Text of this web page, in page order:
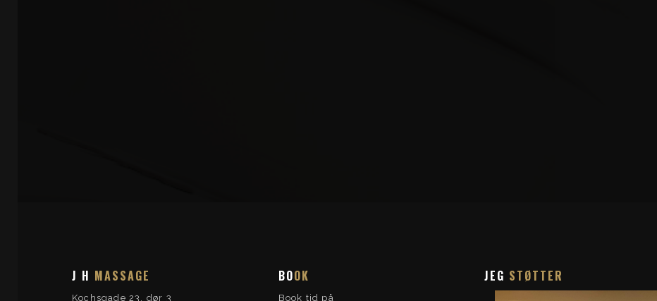
J H MASSAGE
Kochsgade 23, dør 3
BOOK
Book tid på
JEG STØTTER